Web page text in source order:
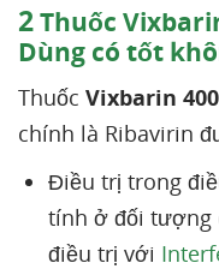
2Thuốc
Dùng có tốt
Thuốc Vixbarin 400
chính là Ribavirin
Điều trị trong
tính ở đối tượng
điều trị với